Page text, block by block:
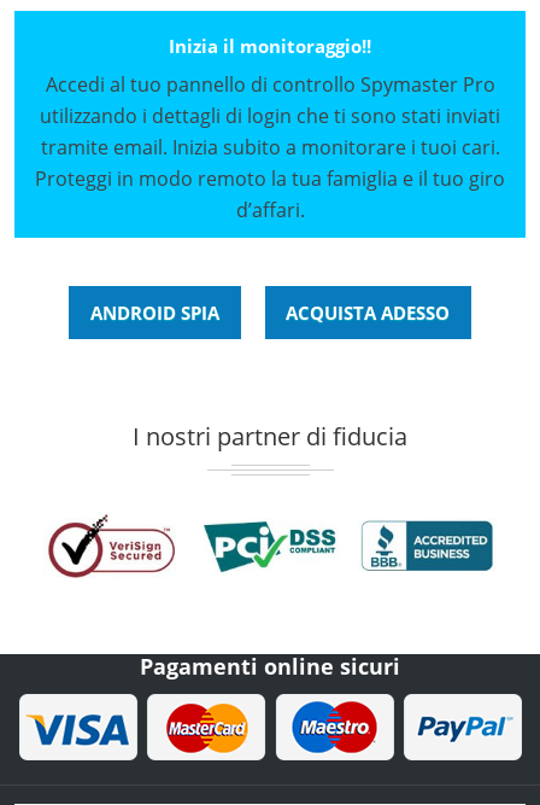
Inizia il monitoraggio!!
Accedi al tuo pannello di controllo Spymaster Pro
utilizzando i dettagli di login che ti sono stati inviati
tramite email. Inizia subito a monitorare i tuoi cari.
Proteggi in modo remoto la tua famiglia e il tuo giro
d’affari.
ANDROID SPIA ACQUISTA ADESSO
I nostri partner di fiducia
Pagamenti online sicuri